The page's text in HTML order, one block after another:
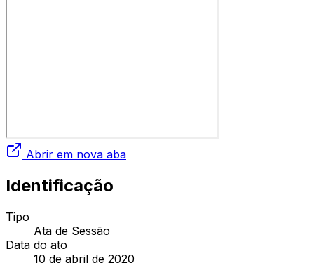
Abrir em nova aba
Identificação
Tipo
Ata de Sessão
Data do ato
10 de abril de 2020